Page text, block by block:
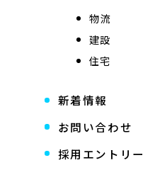
物流
建設
住宅
新着情報
お問い合わせ
採用エントリー